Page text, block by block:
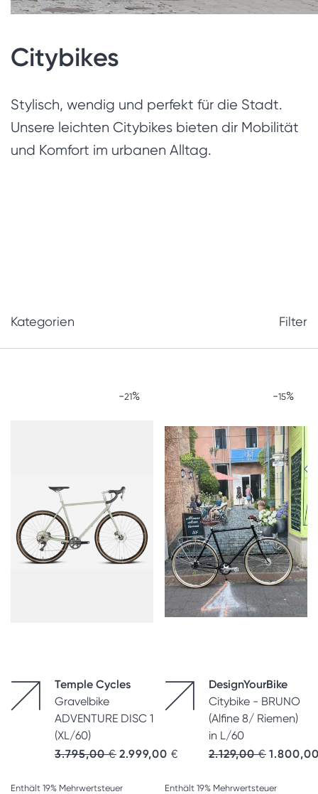
Citybikes
Stylisch, wendig und perfekt für die Stadt.
Unsere leichten Citybikes bieten dir Mobilität
und Komfort im urbanen Alltag.
Kategorien Filter
-21%
Temple Cycles
Gravelbike
ADVENTURE DISC 1
(XL/60)
3.795,00€ Ursprünglicher Preis war: 3.795,00 €
2.999,00 € Aktueller Preis ist: 2.999,00
Enthält 19% Mehrwertsteuer
-15%
DesignYourBike
Citybike - BRUNO
(Alfine 8/ Riemen)
in L/60
2.129,00€
Enthält 19% Mehrwertsteuer